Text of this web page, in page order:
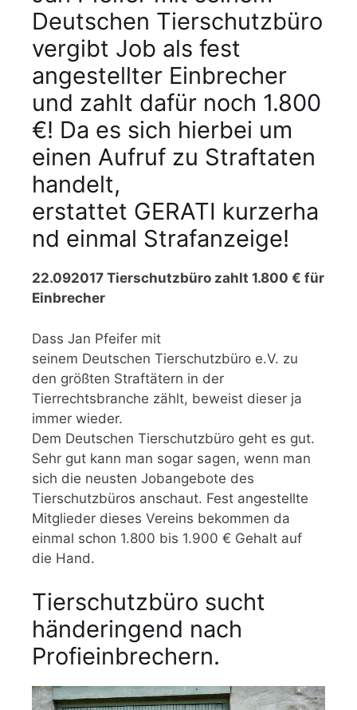
Deutschen Tierschutzbüro
vergibt Job als fest
angestellter Einbrecher
und zahlt dafür noch 1.800
€! Da es sich hierbei um
einen Aufruf zu Straftaten
handelt,
erstattet GERATI kurzerha
nd einmal Strafanzeige!
22.092017 Tierschutzbüro zahlt 1.800 € für
Einbrecher
Dass Jan Pfeifer mit
seinem Deutschen Tierschutzbüro e.V. zu
den größten Straftätern in der
Tierrechtsbranche zählt, beweist dieser ja
immer wieder.
Dem Deutschen Tierschutzbüro geht es gut.
Sehr gut kann man sogar sagen, wenn man
sich die neusten Jobangebote des
Tierschutzbüros anschaut. Fest angestellte
Mitglieder dieses Vereins bekommen da
einmal schon 1.800 bis 1.900 € Gehalt auf
die Hand.
Tierschutzbüro sucht
händeringend nach
Profieinbrechern.